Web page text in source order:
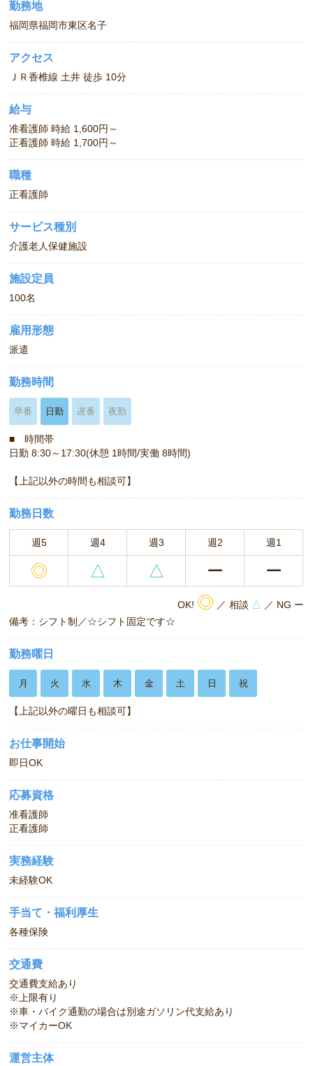
勤務地
福岡県福岡市東区名子
アクセス
ＪＲ香椎線 土井 徒歩 10分
給与
准看護師 時給 1,600円～
正看護師 時給 1,700円～
職種
正看護師
サービス種別
介護老人保健施設
施設定員
100名
雇用形態
派遣
勤務時間
早番 日勤 遅番 夜勤
■ 時間帯
日勤 8:30～17:30(休憩 1時間/実働 8時間)
【上記以外の時間も相談可】
勤務日数
週5 週4 週3 週2 週1
◎ △ △ ー ー
OK! ◎ ／ 相談 △ ／ NG ー
備考：シフト制／☆シフト固定です☆
勤務曜日
月 火 水 木 金 土 日 祝
【上記以外の曜日も相談可】
お仕事開始
即日OK
応募資格
准看護師
正看護師
実務経験
未経験OK
手当て・福利厚生
各種保険
交通費
交通費支給あり
※上限有り
※車・バイク通勤の場合は別途ガソリン代支給あり
※マイカーOK
運営主体